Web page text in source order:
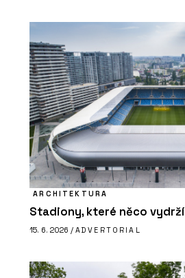
ARCHITEKTURA
Stadiony, které něco vydrží
15. 6. 2026 / ADVERTORIAL